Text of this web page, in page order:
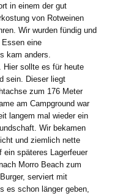
in einem der gut
von Rotweinen
Wir wurden fündig und
Essen eine
kam anders.
Hier sollte es für heute
sein. Dieser liegt
zum 176 Meter
am Campground war
langem mal wieder ein
Wir bekamen
und ziemlich nette
ein späteres Lagerfeuer
Morro Beach zum
serviert mit
es schon länger geben,